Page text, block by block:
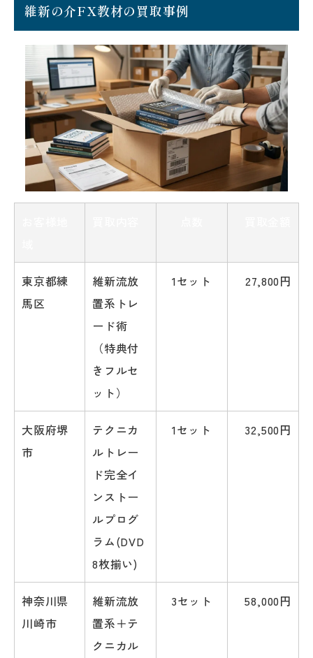
維新の介FX教材の買取事例
東京都練
馬区
維新流放
置系トレ
ード術
（特典付
きフルセ
ット）
1セット 27,800円
大阪府堺
市
テクニカ
ルトレー
ド完全イ
ンストー
ルプログ
ラム(DVD
8枚揃い)
1セット 32,500円
神奈川県
川崎市
維新流放
置系＋テ
クニカル
3セット 58,000円